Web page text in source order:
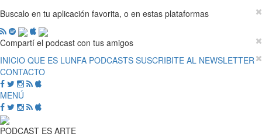
Buscalo en tu aplicación favorita, o en estas plataformas
Compartí el podcast con tus amigos
INICIO QUE ES LUNFA PODCASTS SUSCRIBITE AL NEWSLETTER
CONTACTO
MENÚ
PODCAST ES ARTE